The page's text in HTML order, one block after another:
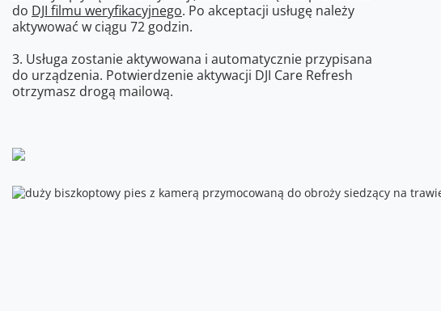
do DJI filmu weryfikacyjnego. Po akceptacji usługę należy
aktywować w ciągu 72 godzin.
3. Usługa zostanie aktywowana i automatycznie przypisana
do urządzenia. Potwierdzenie aktywacji DJI Care Refresh
otrzymasz drogą mailową.